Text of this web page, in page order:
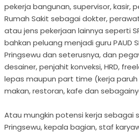
pekerja bangunan, supervisor, kasir,
Rumah Sakit sebagai dokter,
atau jens pekerjaan lainnya seperti
bahkan peluang menjadi guru PAUD
Pringsewu dan seterusnya, dan
desainer, penjahit konveksi, HRD,
lepas maupun part time (kerja
makan, restoran, kafe dan
Atau mungkin potensi kerja sebagai
Pringsewu, kepala bagian, staf